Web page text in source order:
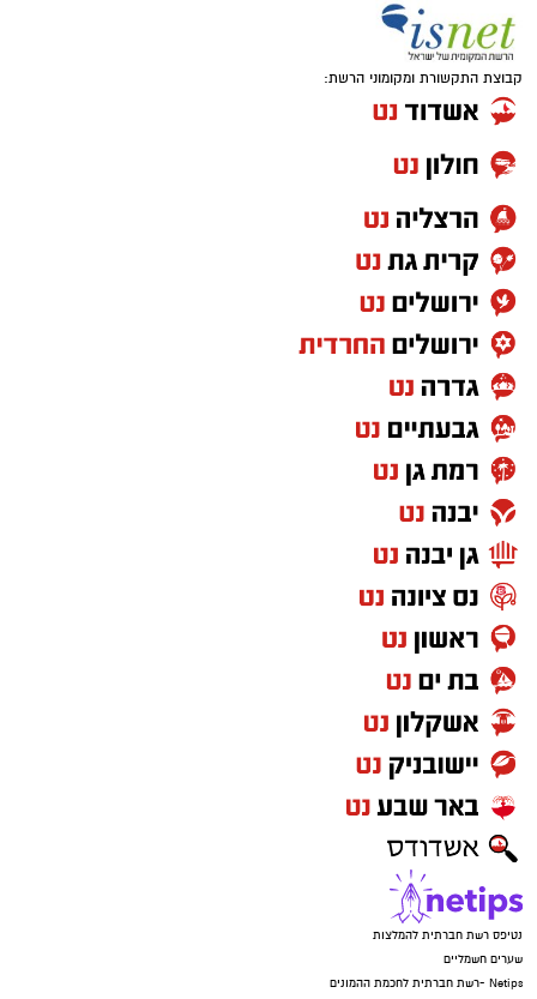
קבוצת התקשורת ומקומוני הרשת:
נטיפס רשת חברתית להמלצות
שערים חשמליים
Netips -רשת חברתית לחכמת ההמונים